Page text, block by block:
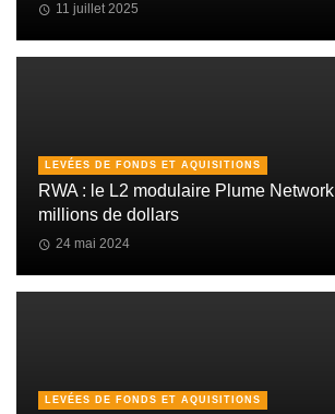
11 juillet 2025
LEVÉES DE FONDS ET AQUISITIONS
RWA : le L2 modulaire Plume
millions de dollars
24 mai 2024
LEVÉES DE FONDS ET AQUISITIONS